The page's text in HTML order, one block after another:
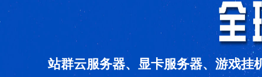
站群云服务器、显卡服务器、游戏